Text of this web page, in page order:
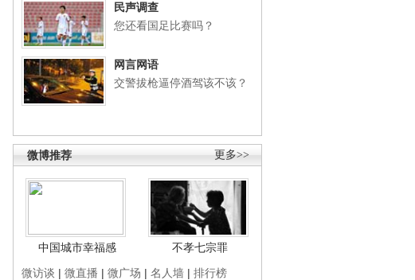
民声调查
您还看国足比赛吗？
网言网语
交警拔枪逼停酒驾该不该？
更多>>
微博推荐
中国城市幸福感
不孝七宗罪
微访谈 | 微直播 | 微广场 | 名人墙 | 排行榜